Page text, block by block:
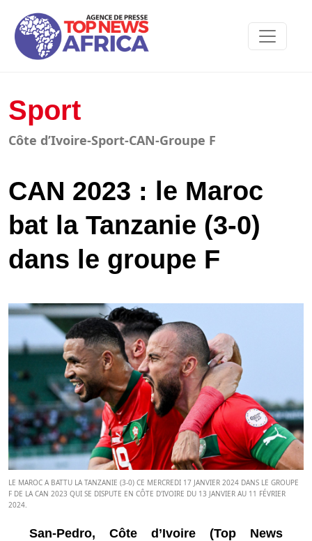
Sport
Côte d’Ivoire-Sport-CAN-Groupe F
CAN 2023 : le Maroc
bat la Tanzanie (3-0)
dans le groupe F
LE MAROC A BATTU LA TANZANIE (3-0) CE MERCREDI 17 JANVIER 2024 DANS LE GROUPE
F DE LA CAN 2023 QUI SE DISPUTE EN CÔTE D'IVOIRE DU 13 JANVIER AU 11 FÉVRIER
2024.
San-Pedro, Côte d’Ivoire (Top News